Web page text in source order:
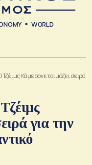
WORLD
Κάμερον ετοιμάζει σειρά
για την